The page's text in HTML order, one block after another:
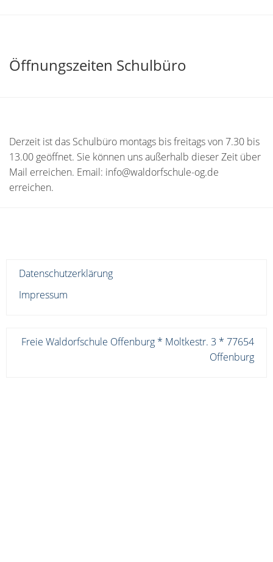
Öffnungszeiten Schulbüro
Derzeit ist das Schulbüro montags bis freitags von 7.30 bis
13.00 geöffnet. Sie können uns außerhalb dieser Zeit über
Mail erreichen. Email: info@waldorfschule-og.de
erreichen.
Datenschutzerklärung
Impressum
Freie Waldorfschule Offenburg * Moltkestr. 3 * 77654
Offenburg